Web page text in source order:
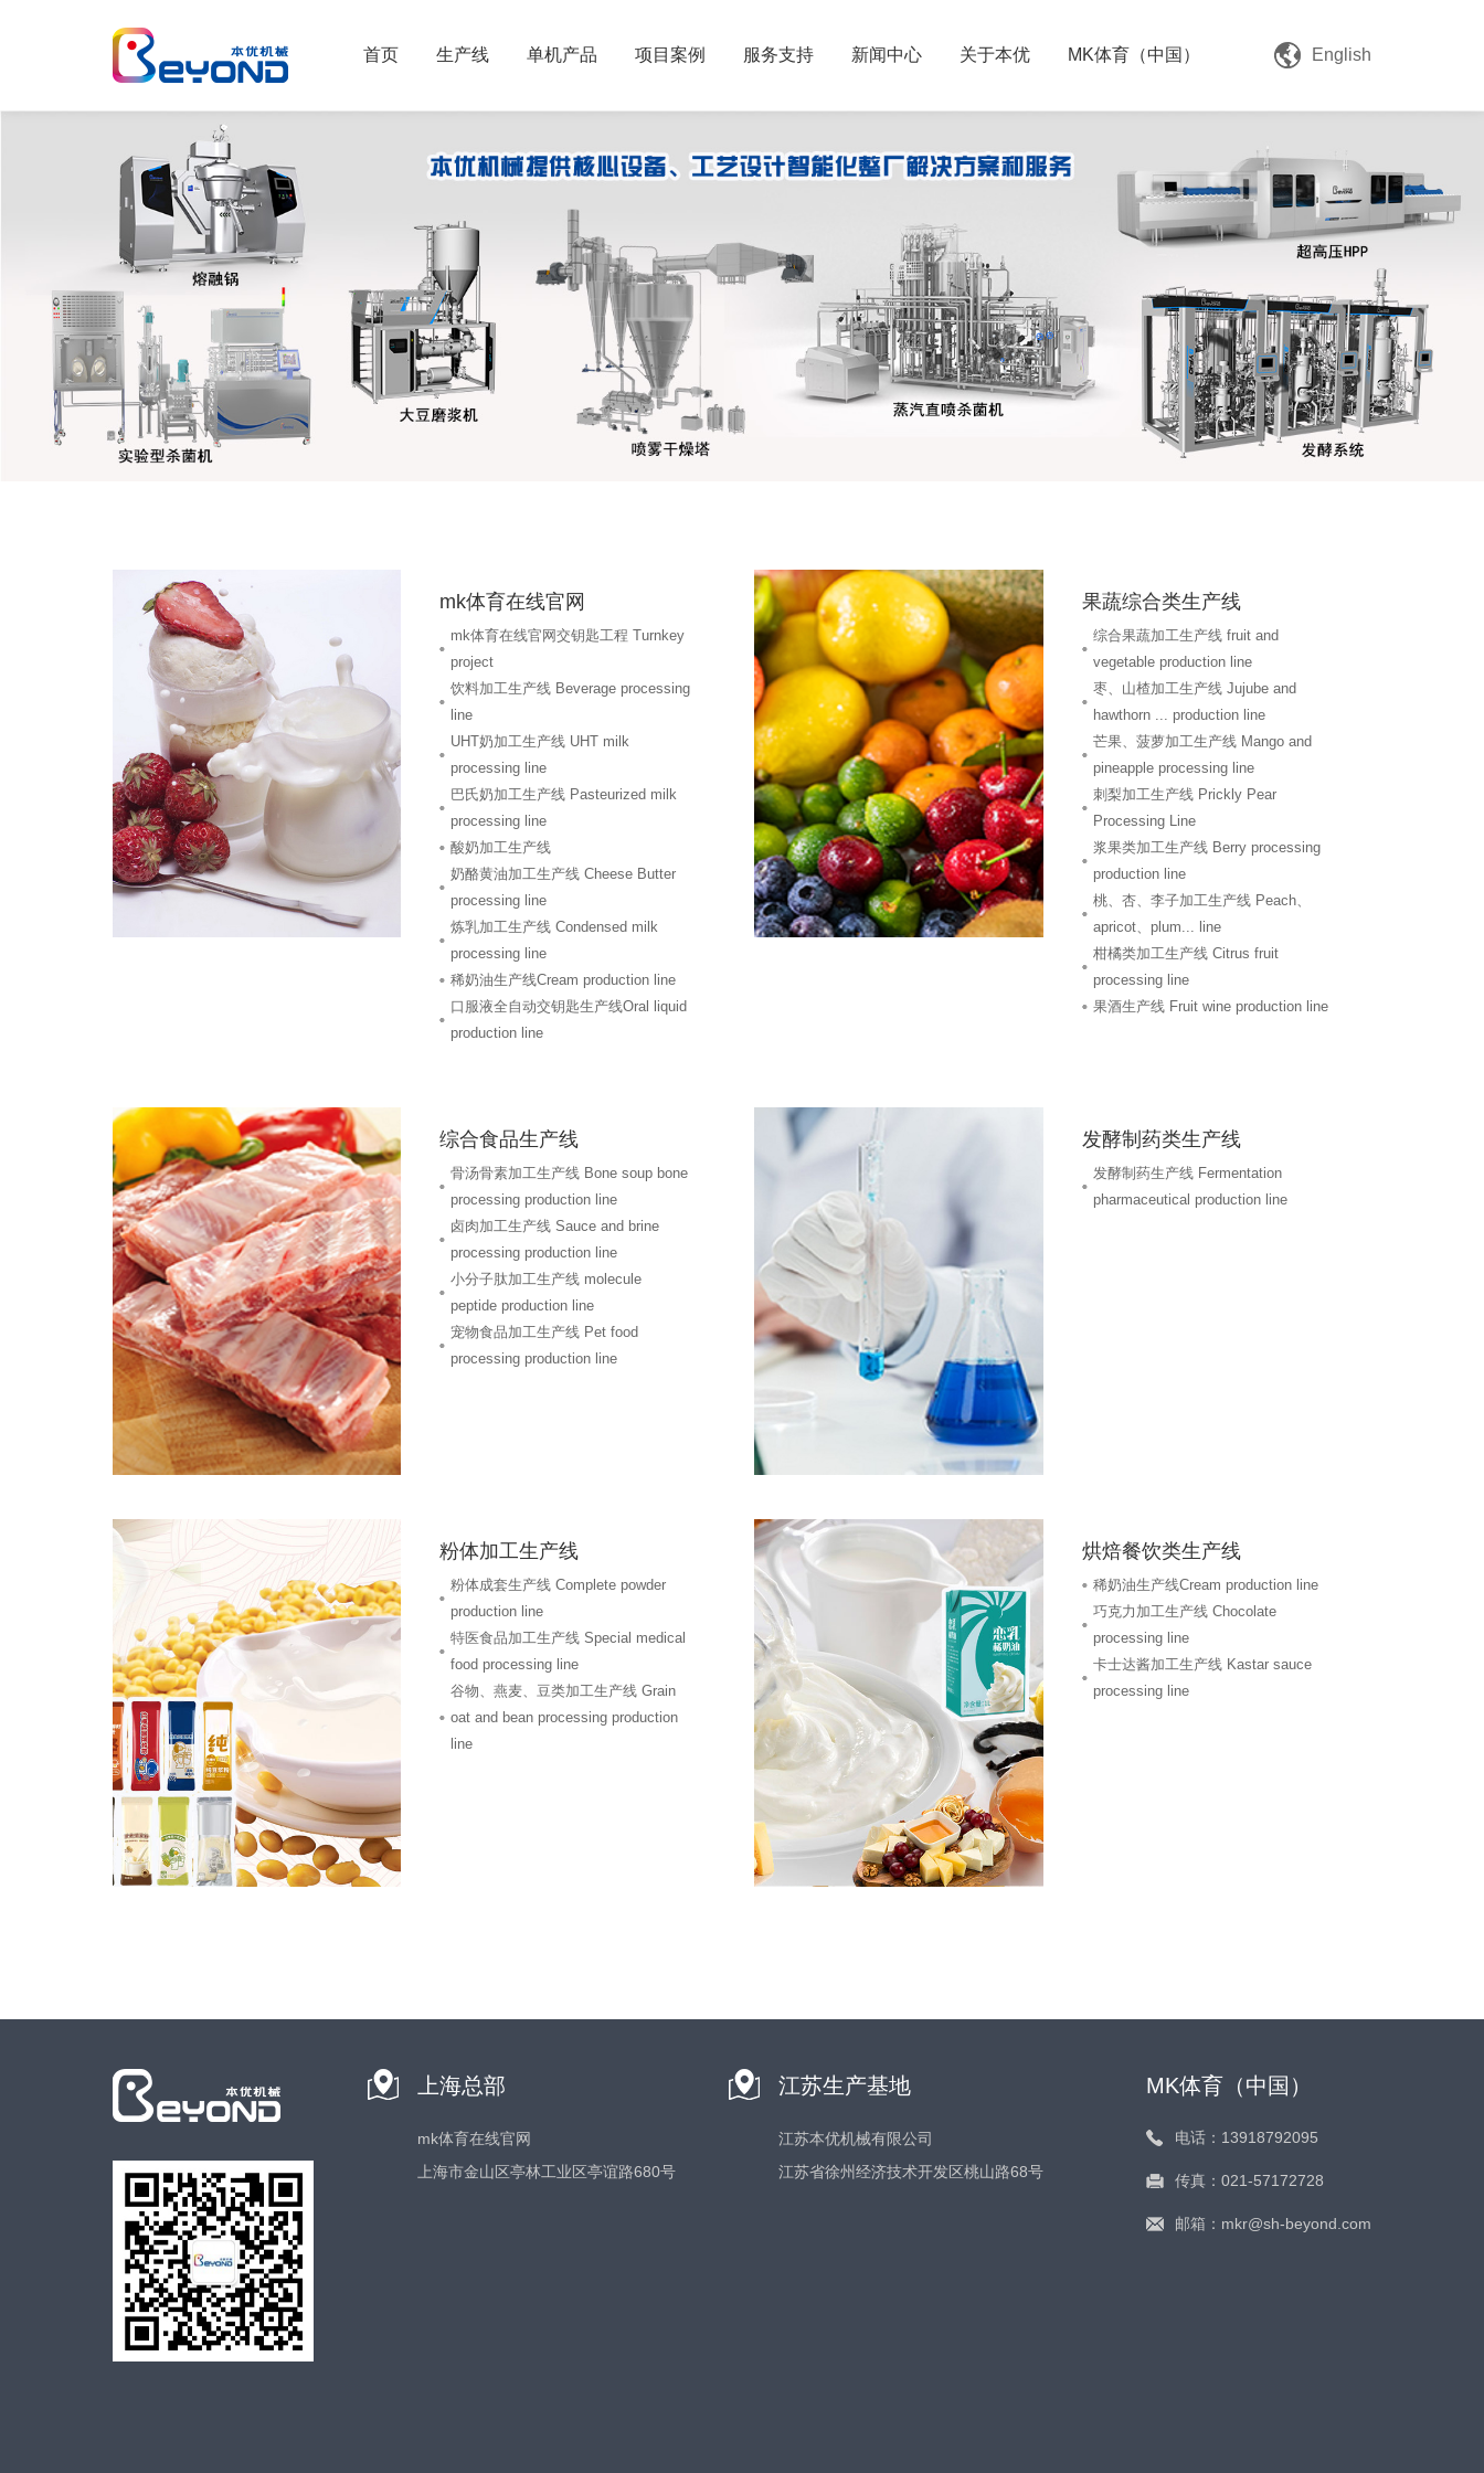
首页 生产线 单机产品 项目案例 服务支持 新闻中心 关于本优 MK体育（中国） English
mk体育在线官网
mk体育在线官网交钥匙工程 Turnkey
project
饮料加工生产线 Beverage processing
line
UHT奶加工生产线 UHT milk
processing line
巴氏奶加工生产线 Pasteurized milk
processing line
酸奶加工生产线
奶酪黄油加工生产线 Cheese Butter
processing line
炼乳加工生产线 Condensed milk
processing line
稀奶油生产线Cream production line
口服液全自动交钥匙生产线Oral liquid
production line
果蔬综合类生产线
综合果蔬加工生产线 fruit and
vegetable production line
枣、山楂加工生产线 Jujube and
hawthorn ... production line
芒果、菠萝加工生产线 Mango and
pineapple processing line
刺梨加工生产线 Prickly Pear
Processing Line
浆果类加工生产线 Berry processing
production line
桃、杏、李子加工生产线 Peach、
apricot、plum... line
柑橘类加工生产线 Citrus fruit
processing line
果酒生产线 Fruit wine production line
综合食品生产线
骨汤骨素加工生产线 Bone soup bone
processing production line
卤肉加工生产线 Sauce and brine
processing production line
小分子肽加工生产线 molecule
peptide production line
宠物食品加工生产线 Pet food
processing production line
发酵制药类生产线
发酵制药生产线 Fermentation
pharmaceutical production line
粉体加工生产线
粉体成套生产线 Complete powder
production line
特医食品加工生产线 Special medical
food processing line
谷物、燕麦、豆类加工生产线 Grain
oat and bean processing production
line
烘焙餐饮类生产线
稀奶油生产线Cream production line
巧克力加工生产线 Chocolate
processing line
卡士达酱加工生产线 Kastar sauce
processing line
上海总部
mk体育在线官网
上海市金山区亭林工业区亭谊路680号
江苏生产基地
江苏本优机械有限公司
江苏省徐州经济技术开发区桃山路68号
MK体育（中国）
电话：13918792095
传真：021-57172728
邮箱：mkr@sh-beyond.com